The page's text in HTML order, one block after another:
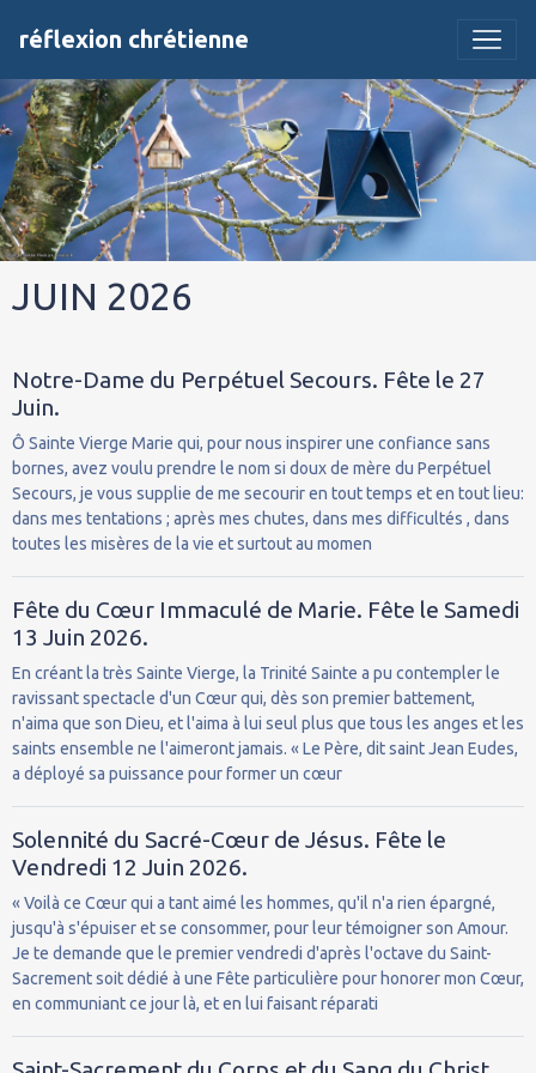
réflexion chrétienne
JUIN 2026
Notre-Dame du Perpétuel Secours. Fête le 27
Juin.
Ô Sainte Vierge Marie qui, pour nous inspirer une confiance sans
bornes, avez voulu prendre le nom si doux de mère du Perpétuel
Secours, je vous supplie de me secourir en tout temps et en tout lieu:
dans mes tentations ; après mes chutes, dans mes difficultés , dans
toutes les misères de la vie et surtout au momen
Fête du Cœur Immaculé de Marie. Fête le Samedi
13 Juin 2026.
En créant la très Sainte Vierge, la Trinité Sainte a pu contempler le
ravissant spectacle d'un Cœur qui, dès son premier battement,
n'aima que son Dieu, et l'aima à lui seul plus que tous les anges et les
saints ensemble ne l'aimeront jamais. « Le Père, dit saint Jean Eudes,
a déployé sa puissance pour former un cœur
Solennité du Sacré-Cœur de Jésus. Fête le
Vendredi 12 Juin 2026.
« Voilà ce Cœur qui a tant aimé les hommes, qu'il n'a rien épargné,
jusqu'à s'épuiser et se consommer, pour leur témoigner son Amour.
Je te demande que le premier vendredi d'après l'octave du Saint-
Sacrement soit dédié à une Fête particulière pour honorer mon Cœur,
en communiant ce jour là, et en lui faisant réparati